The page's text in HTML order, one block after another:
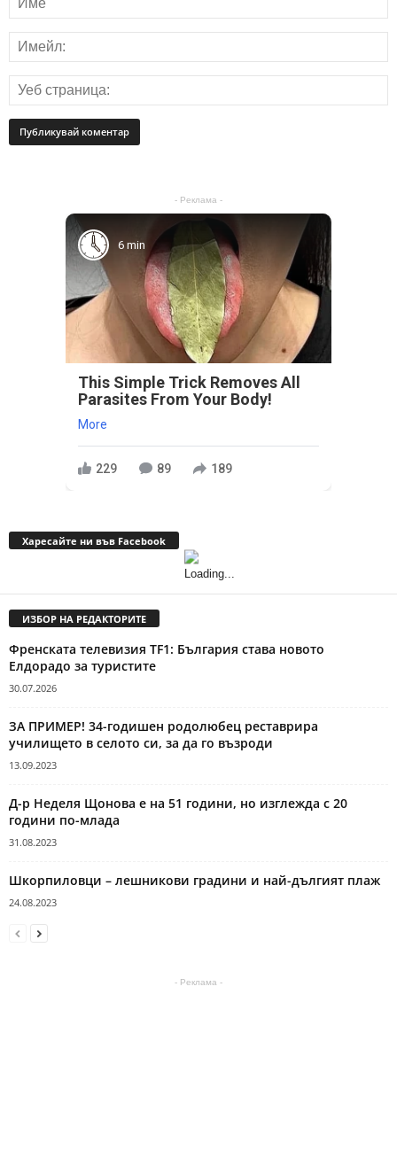
- Реклама -
6 min
This Simple Trick Removes All
Parasites From Your Body!
More
229 89 189
Харесайте ни във Facebook
ИЗБОР НА РЕДАКТОРИТЕ
Френската телевизия TF1: България става новото
Елдорадо за туристите
30.07.2026
ЗА ПРИМЕР! 34-годишен родолюбец реставрира
училището в селото си, за да го възроди
13.09.2023
Д-р Неделя Щонова е на 51 години, но изглежда с 20
години по-млада
31.08.2023
Шкорпиловци – лешникови градини и най-дългият плаж
24.08.2023
- Реклама -